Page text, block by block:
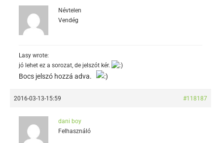
Névtelen
Vendég
Lasy wrote:
jó lehet ez a sorozat, de jelszót kér.
Bocs jelszó hozzá adva.
2016-03-13-15:59 #118187
dani boy
Felhasználó